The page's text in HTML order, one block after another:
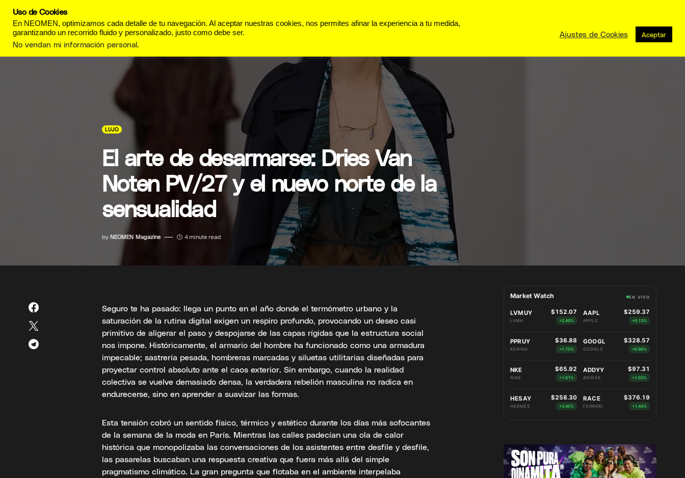
LUJO
El arte de desarmarse: Dries Van
Noten PV/27 y el nuevo norte de la
sensualidad
by NEOMEN Magazine 4 minute read
Seguro te ha pasado: llega un punto en el año donde el termómetro urbano y la
saturación de la rutina digital exigen un respiro profundo, provocando un deseo casi
primitivo de aligerar el paso y despojarse de las capas rígidas que la estructura social
nos impone. Históricamente, el armario del hombre ha funcionado como una armadura
impecable; sastrería pesada, hombreras marcadas y siluetas utilitarias diseñadas para
proyectar control absoluto ante el caos exterior. Sin embargo, cuando la realidad
colectiva se vuelve demasiado densa, la verdadera rebelión masculina no radica en
endurecerse, sino en aprender a suavizar las formas.
Esta tensión cobró un sentido físico, térmico y estético durante los días más sofocantes
de la semana de la moda en París. Mientras las calles padecían una ola de calor
histórica que monopolizaba las conversaciones de los asistentes entre desfile y desfile,
las pasarelas buscaban una respuesta creativa que fuera más allá del simple
pragmatismo climático. La gran pregunta que flotaba en el ambiente interpelaba
Market Watch EN VIVO
LVMUY
LVMH
$152.07
+2.40%
AAPL
APPLE
$259.37
+0.13%
PPRUY
KERING
$36.88
+1.75%
GOOGL
GOOGLE
$328.57
+0.96%
NKE
NIKE
$65.92
+1.01%
ADDYY
ADIDAS
$97.31
+1.03%
HESAY
HERMÈS
$258.30
+3.45%
RACE
FERRARI
$376.19
+1.44%
Uso de Cookies
En NEOMEN, optimizamos cada detalle de tu navegación. Al aceptar nuestras cookies, nos permites afinar la experiencia a tu medida,
garantizando un recorrido fluido y personalizado, justo como debe ser.
No vendan mi información personal.
Ajustes de Cookies Aceptar